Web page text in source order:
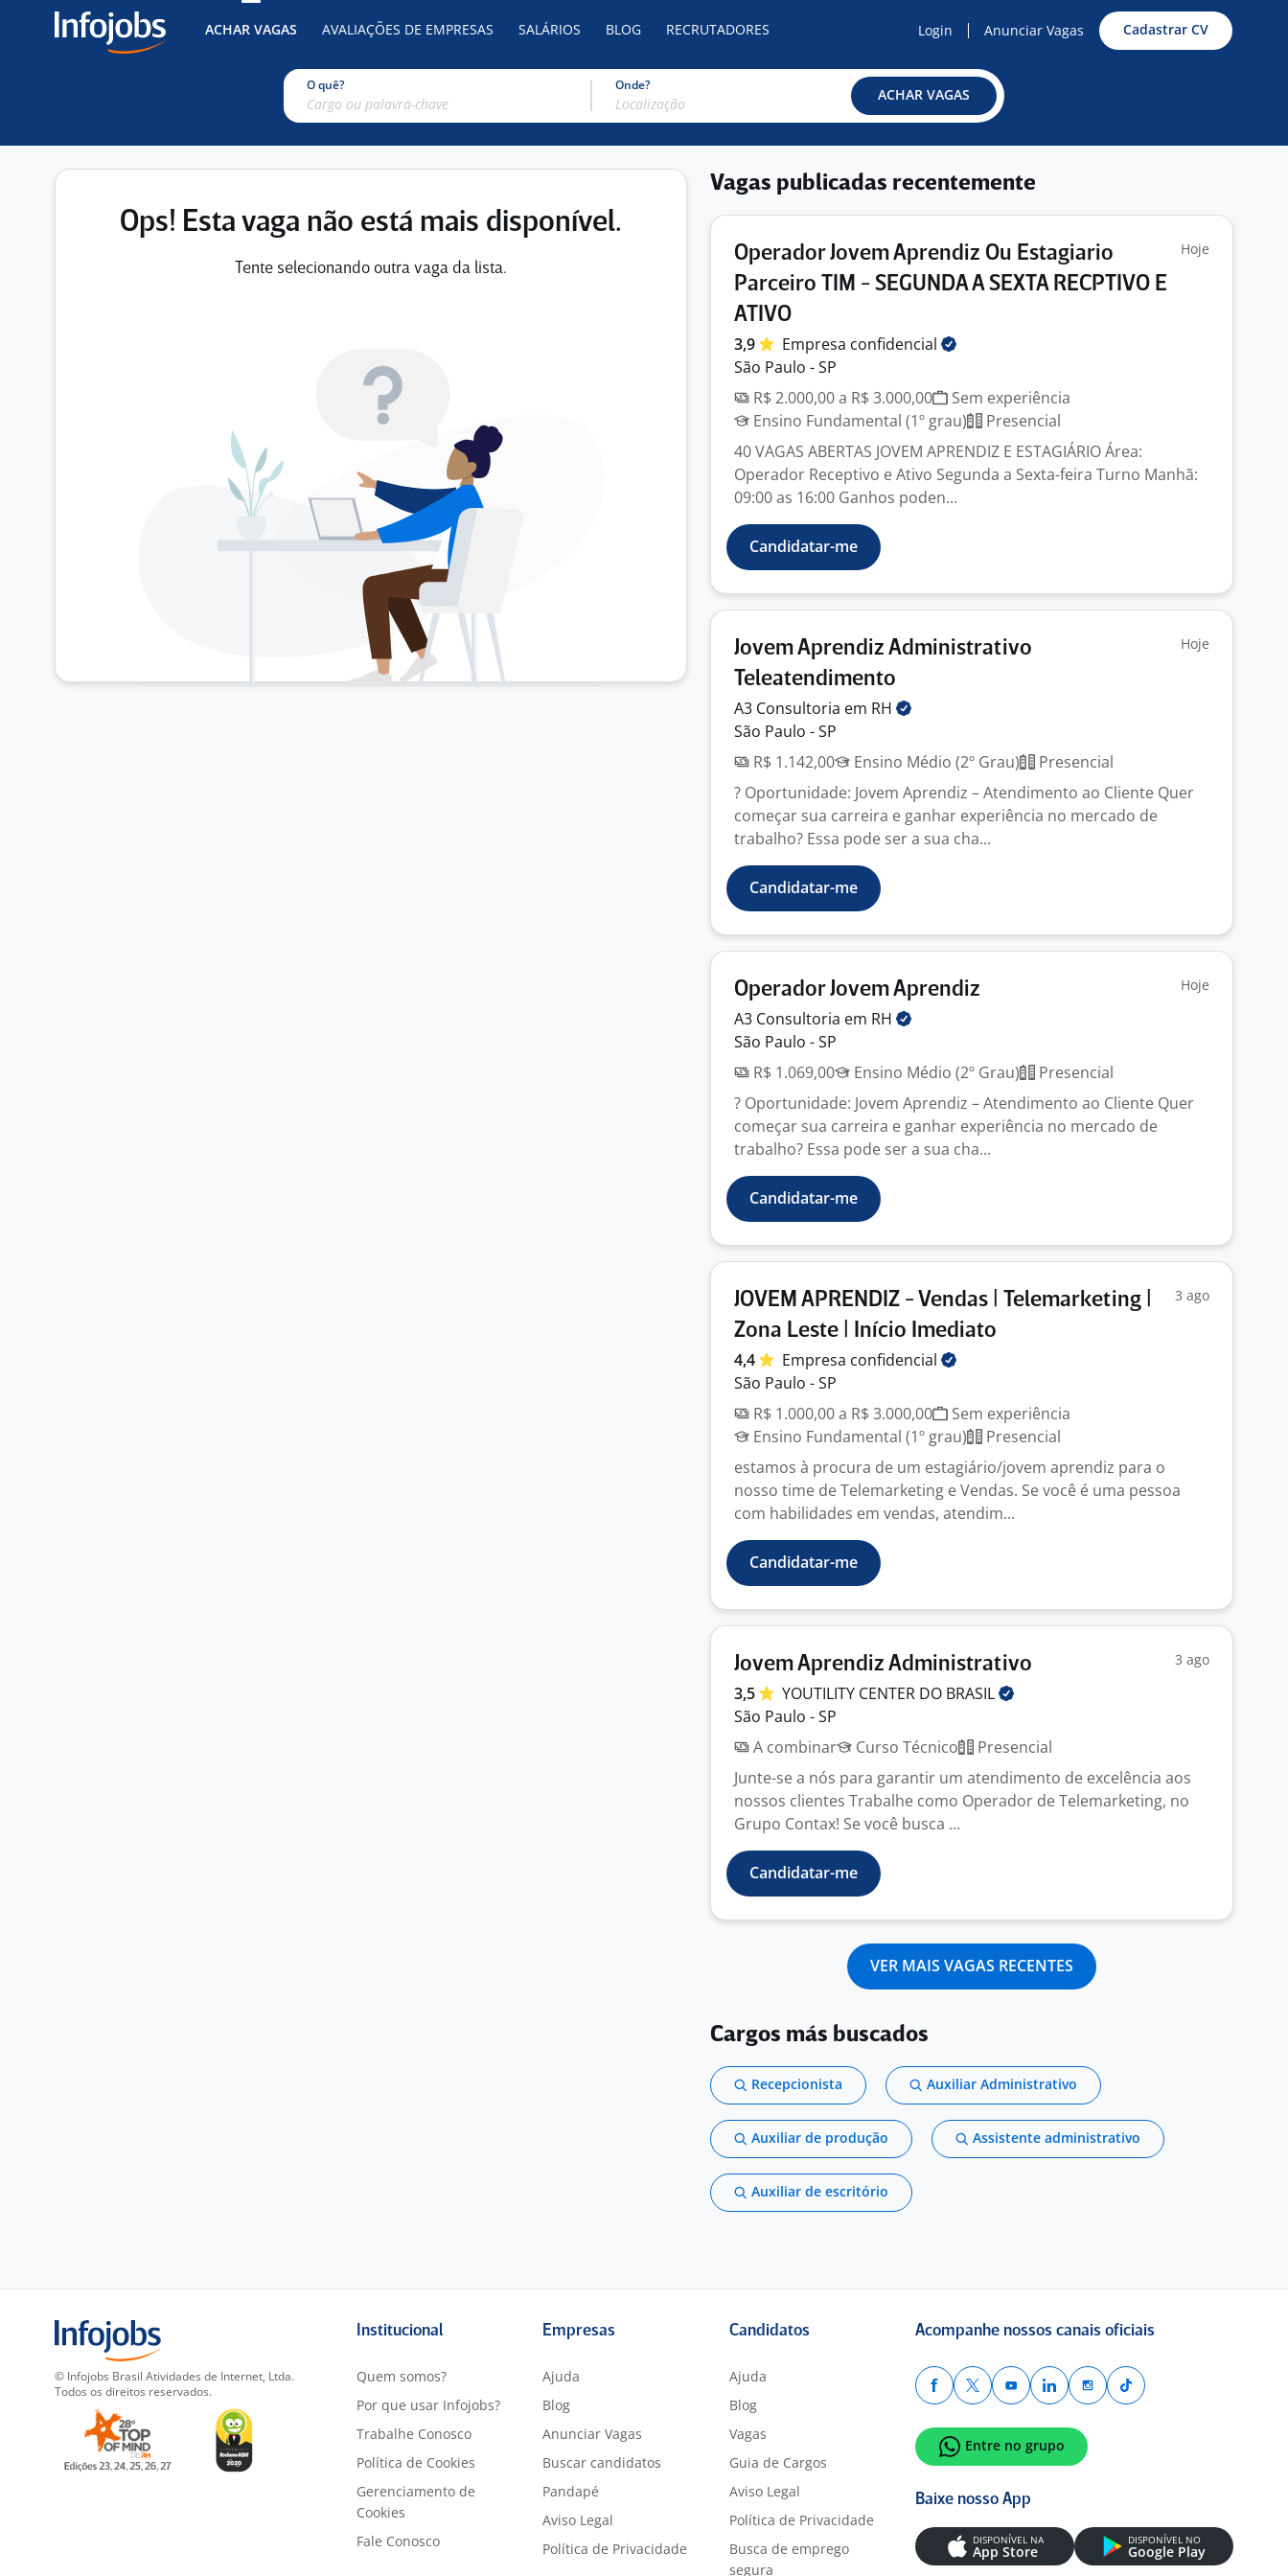
ACHAR VAGAS AVALIAÇÕES DE EMPRESAS SALÁRIOS BLOG RECRUTADORES Login Anunciar Vagas Cadastrar CV
O quê? Onde?
ACHAR VAGAS
Ops! Esta vaga não está mais disponível.
Tente selecionando outra vaga da lista.
Vagas publicadas recentemente
Operador Jovem Aprendiz Ou Estagiario
Parceiro TIM - SEGUNDA A SEXTA RECPTIVO E
ATIVO
Hoje
3,9 Empresa confidencial
São Paulo - SP
R$ 2.000,00 a R$ 3.000,00
Sem experiência
Ensino Fundamental (1º grau)
Presencial
40 VAGAS ABERTAS JOVEM APRENDIZ E ESTAGIÁRIO Área:
Operador Receptivo e Ativo Segunda a Sexta-feira Turno Manhã:
09:00 as 16:00 Ganhos poden...
Candidatar-me
Jovem Aprendiz Administrativo
Teleatendimento
Hoje
A3 Consultoria em RH
São Paulo - SP
R$ 1.142,00
Ensino Médio (2º Grau)
Presencial
? Oportunidade: Jovem Aprendiz – Atendimento ao Cliente Quer
começar sua carreira e ganhar experiência no mercado de
trabalho? Essa pode ser a sua cha...
Candidatar-me
Operador Jovem Aprendiz Hoje
A3 Consultoria em RH
São Paulo - SP
R$ 1.069,00
Ensino Médio (2º Grau)
Presencial
? Oportunidade: Jovem Aprendiz – Atendimento ao Cliente Quer
começar sua carreira e ganhar experiência no mercado de
trabalho? Essa pode ser a sua cha...
Candidatar-me
JOVEM APRENDIZ - Vendas | Telemarketing |
Zona Leste | Início Imediato
3 ago
4,4 Empresa confidencial
São Paulo - SP
R$ 1.000,00 a R$ 3.000,00
Sem experiência
Ensino Fundamental (1º grau)
Presencial
estamos à procura de um estagiário/jovem aprendiz para o
nosso time de Telemarketing e Vendas. Se você é uma pessoa
com habilidades em vendas, atendim...
Candidatar-me
Jovem Aprendiz Administrativo 3 ago
3,5 YOUTILITY CENTER DO BRASIL
São Paulo - SP
A combinar
Curso Técnico
Presencial
Junte-se a nós para garantir um atendimento de excelência aos
nossos clientes Trabalhe como Operador de Telemarketing, no
Grupo Contax! Se você busca ...
Candidatar-me
VER MAIS VAGAS RECENTES
Cargos más buscados
Recepcionista Auxiliar Administrativo
Auxiliar de produção Assistente administrativo
Auxiliar de escritório
© Infojobs Brasil Atividades de Internet, Ltda.
Todos os direitos reservados.
Institucional
Quem somos?
Por que usar Infojobs?
Trabalhe Conosco
Política de Cookies
Gerenciamento de
Cookies
Fale Conosco
Empresas
Ajuda
Blog
Anunciar Vagas
Buscar candidatos
Pandapé
Aviso Legal
Política de Privacidade
Candidatos
Ajuda
Blog
Vagas
Guia de Cargos
Aviso Legal
Política de Privacidade
Busca de emprego
segura
Acompanhe nossos canais oficiais
Entre no grupo
Baixe nosso App
DISPONÍVEL NA
App Store
DISPONÍVEL NO
Google Play